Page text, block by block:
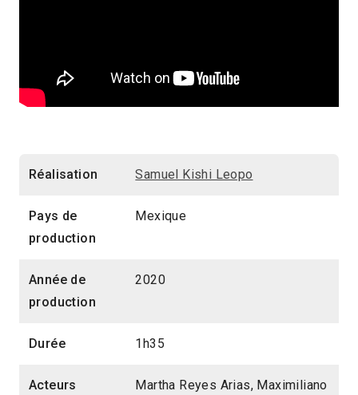
Réalisation Samuel Kishi Leopo
Pays de
production
Mexique
Année de
production
2020
Durée 1h35
Acteurs
Martha Reyes Arias, Maximiliano